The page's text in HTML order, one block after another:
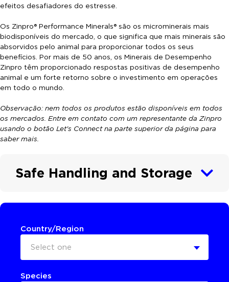
efeitos desafiadores do estresse.
Os Zinpro® Performance Minerals® são os microminerais mais
biodisponíveis do mercado, o que significa que mais minerais são
absorvidos pelo animal para proporcionar todos os seus
benefícios. Por mais de 50 anos, os Minerais de Desempenho
Zinpro têm proporcionado respostas positivas de desempenho
animal e um forte retorno sobre o investimento em operações
em todo o mundo.
Observação: nem todos os produtos estão disponíveis em todos
os mercados. Entre em contato com um representante da Zinpro
usando o botão Let's Connect na parte superior da página para
saber mais.
Safe Handling and Storage
Country/Region
Select one
Species